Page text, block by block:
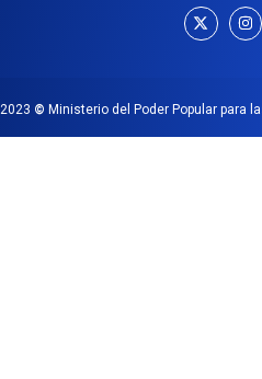
2023 © Ministerio del Poder Popular para